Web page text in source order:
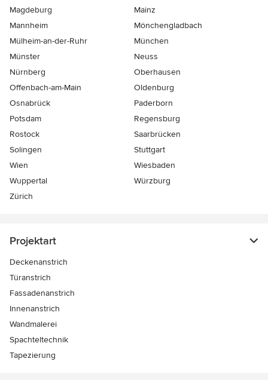
Magdeburg
Mainz
Mannheim
Mönchen­gladbach
Mülheim-an-der-Ruhr
München
Münster
Neuss
Nürnberg
Oberhausen
Offenbach-am-Main
Oldenburg
Osnabrück
Paderborn
Potsdam
Regensburg
Rostock
Saarbrücken
Solingen
Stuttgart
Wien
Wiesbaden
Wuppertal
Würzburg
Zürich
Projektart
Deckenanstrich
Türanstrich
Fassadenanstrich
Innenanstrich
Wandmalerei
Spachteltechnik
Tapezierung